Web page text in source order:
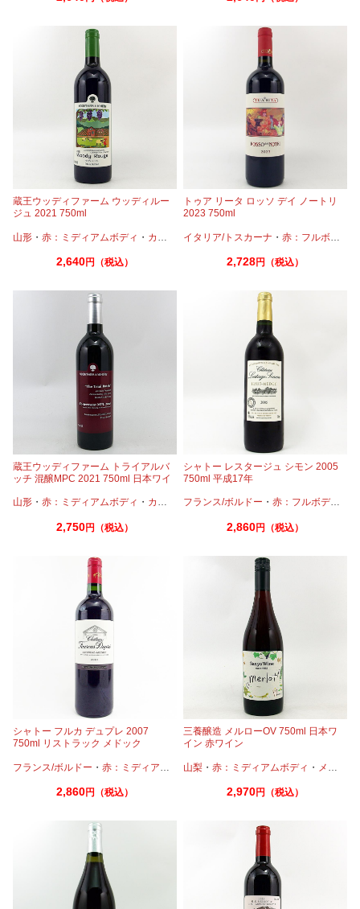
蔵王ウッディファーム ウッディルー
ジュ 2021 750ml
山形 ・ 赤：ミディアムボディ ・ カベルネ ・カベルネフラン・ ピノノワール
2,640円（税込）
トゥア リータ ロッソ デイ ノートリ
2023 750ml
イタリア/トスカーナ ・赤：フルボディ
2,728円（税込）
蔵王ウッディファーム トライアルバ
ッチ 混醸MPC 2021 750ml 日本ワイ
山形 ・ 赤：ミディアムボディ ・ カベルネ ・メルロー・ プティマンサン
2,750円（税込）
シャトー レスタージュ シモン 2005
750ml 平成17年
フランス/ボルドー ・赤：フルボディ
2,860円（税込）
シャトー フルカ デュプレ 2007
750ml リストラック メドック
フランス/ボルドー ・ 赤：ミディアムボディ ・ カベルネ・カベルネフラン・
2,860円（税込）
三養醸造 メルローOV 750ml 日本ワ
イン 赤ワイン
山梨 ・赤：ミディアムボディ ・ メルロー
2,970円（税込）